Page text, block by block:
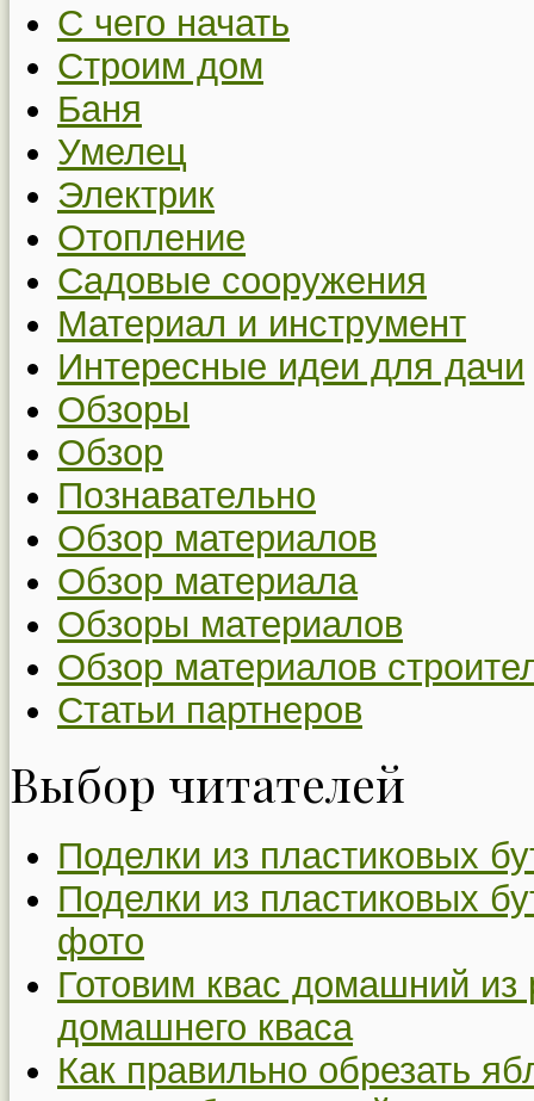
С чего начать
Строим дом
Баня
Умелец
Электрик
Отопление
Садовые сооружения
Материал и инструмент
Интересные идеи для дачи
Обзоры
Обзор
Познавательно
Обзор материалов
Обзор материала
Обзоры материалов
Обзор материалов
Статьи партнеров
Выбор читателей
Поделки из пластиковых
Поделки из пластиковых
фото
Готовим квас домашний
домашнего кваса
Как правильно обрезать